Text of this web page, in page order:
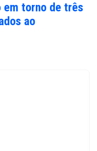
em torno de três
ao